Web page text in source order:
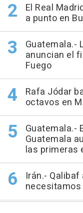
El Real
a punto en
Guatemala.-
anuncian el
Fuego
Rafa Jódar
octavos en
Guatemala.-
Guatemala
las primeras
Irán.-